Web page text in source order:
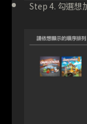
Step 4. 勾選想